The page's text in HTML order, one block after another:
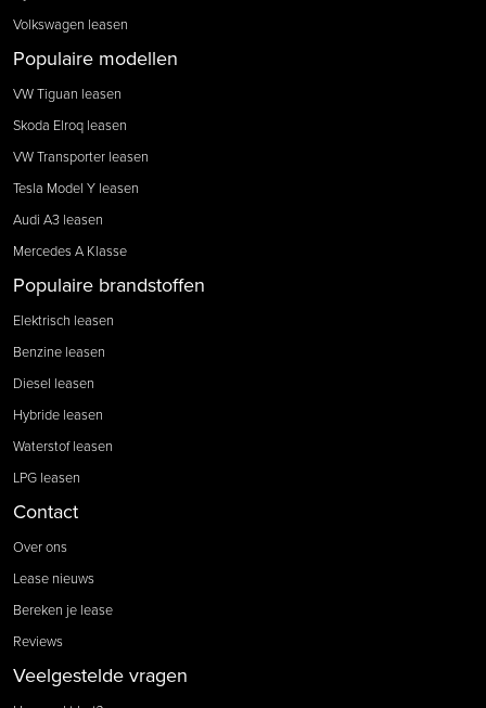
Volkswagen leasen
Populaire modellen
VW Tiguan leasen
Skoda Elroq leasen
VW Transporter leasen
Tesla Model Y leasen
Audi A3 leasen
Mercedes A Klasse
Populaire brandstoffen
Elektrisch leasen
Benzine leasen
Diesel leasen
Hybride leasen
Waterstof leasen
LPG leasen
Contact
Over ons
Lease nieuws
Bereken je lease
Reviews
Veelgestelde vragen